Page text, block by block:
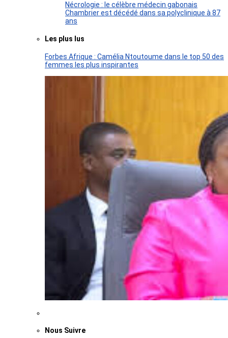
Nécrologie : le célèbre médecin gabonais
Chambrier est décédé dans sa polyclinique à 87
ans
Les plus lus
Forbes Afrique : Camélia Ntoutoume dans le top 50 des
femmes les plus inspirantes
Nous Suivre